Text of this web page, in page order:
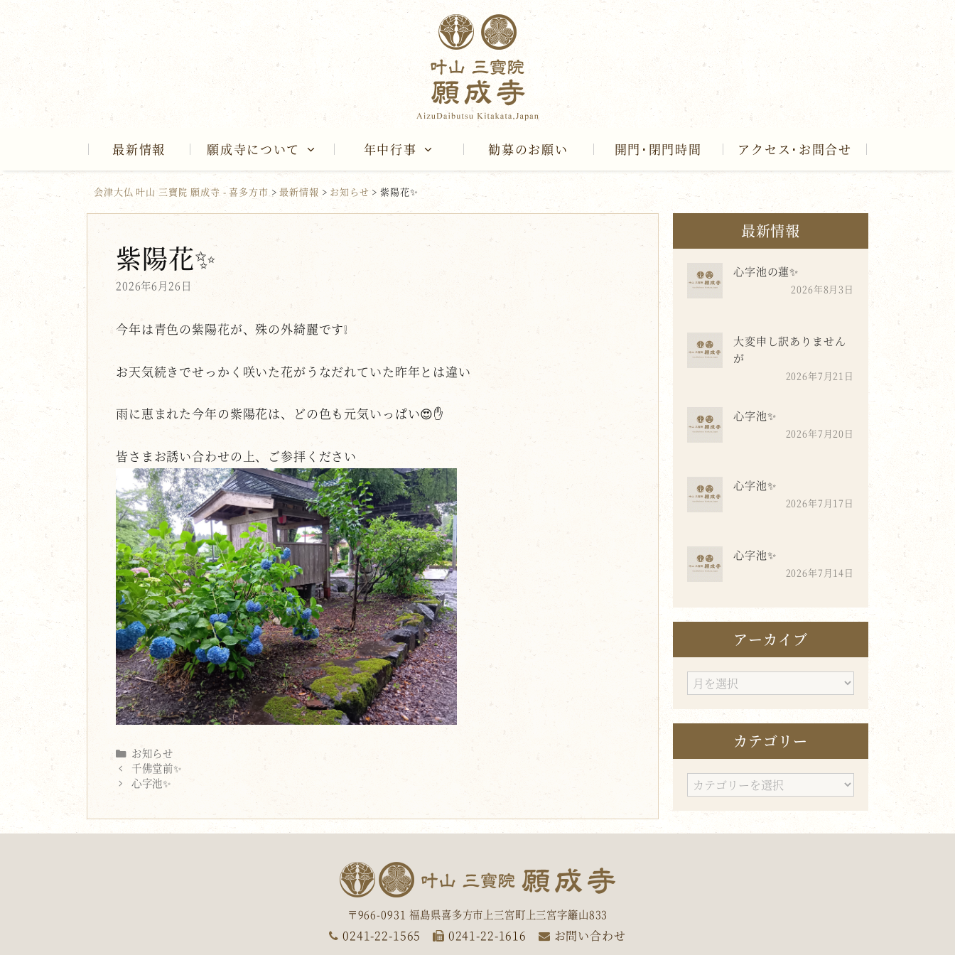
to
content
最新情報 願成寺について 年中行事 勧募のお願い 開門･閉門時間 アクセス･お問合せ
会津大仏 叶山 三寶院 願成寺 - 喜多方市 >最新情報 > お知らせ >紫陽花✨
紫陽花✨
2026年6月26日
今年は青色の紫陽花が、殊の外綺麗です❕
お天気続きでせっかく咲いた花がうなだれていた昨年とは違い
雨に恵まれた今年の紫陽花は、どの色も元気いっぱい😍✋
皆さまお誘い合わせの上、ご参拝ください
Categories
お知らせ
千佛堂前✨
心字池✨
最新情報
心字池の蓮✨
2026年8月3日
大変申し訳ありません
が
2026年7月21日
心字池✨
2026年7月20日
心字池✨
2026年7月17日
心字池✨
2026年7月14日
アーカイブ
ア
カ
ブ
カテゴリー
カ
ゴ
〒966-0931 福島県喜多方市上三宮町上三宮字籬山833
0241-22-1565 0241-22-1616 お問い合わせ